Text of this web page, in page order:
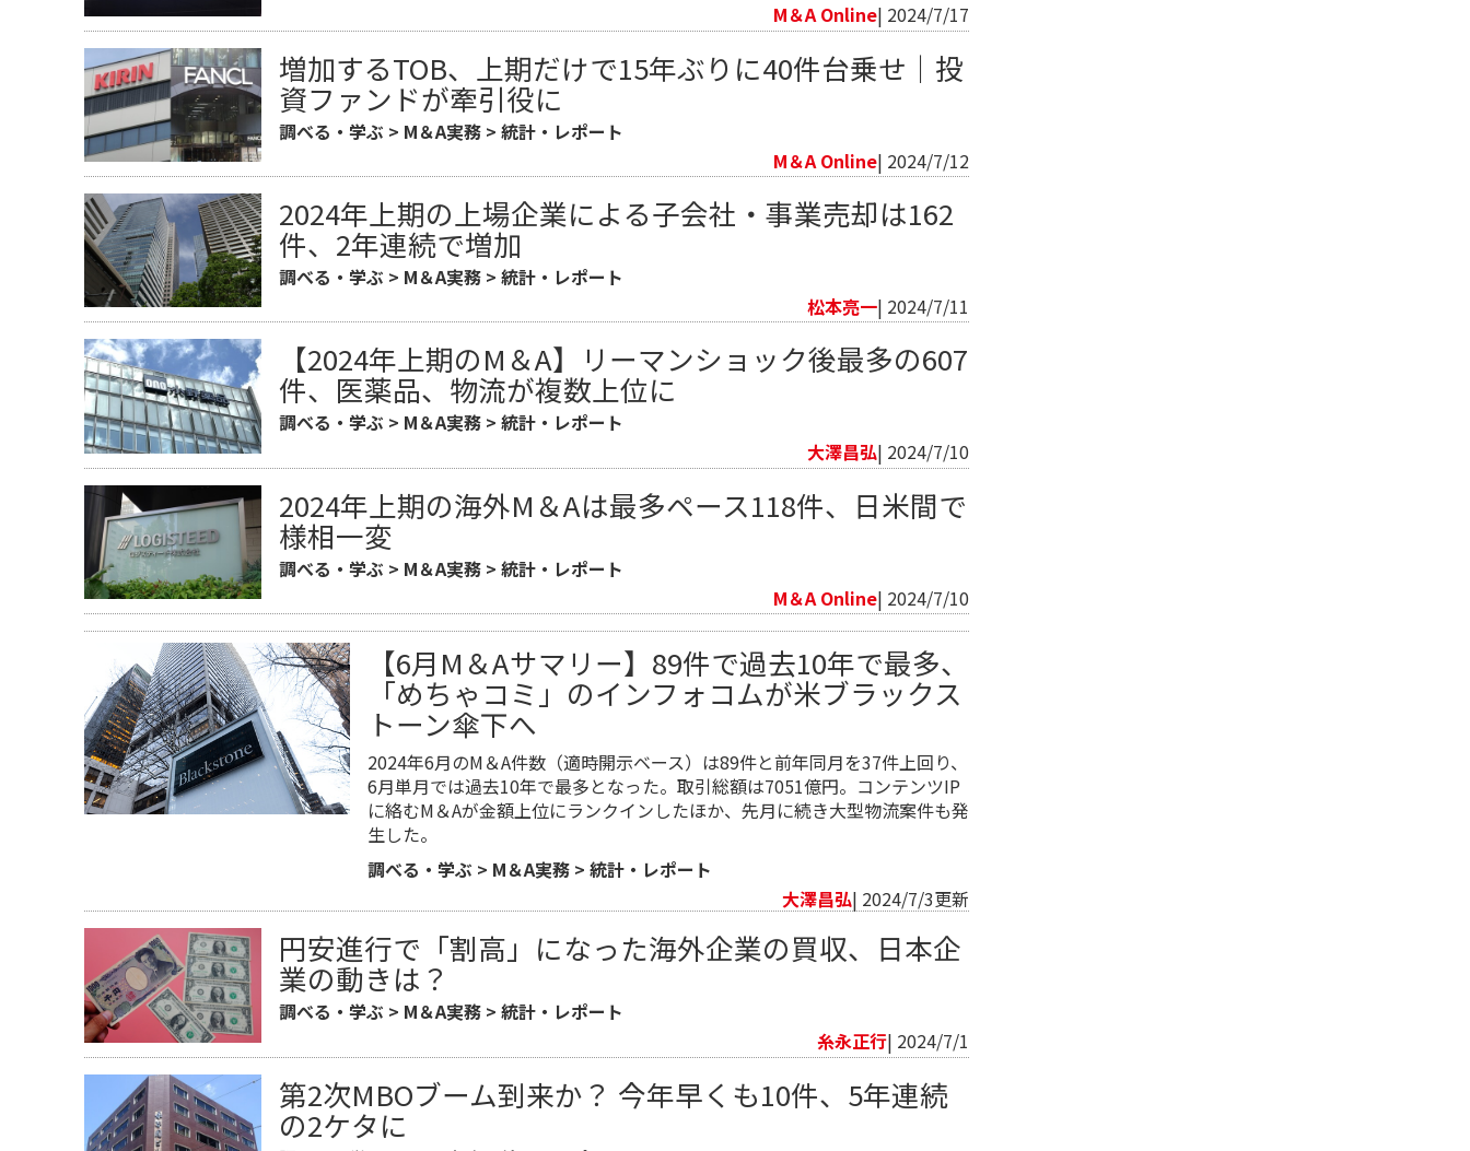
M＆A Online| 2024/7/17
増加するTOB、上期だけで15年ぶりに40件台乗せ｜投
資ファンドが牽引役に
調べる・学ぶ > M＆A実務 >統計・レポート
M＆A Online| 2024/7/12
2024年上期の上場企業による子会社・事業売却は162
件、2年連続で増加
調べる・学ぶ > M＆A実務 >統計・レポート
松本亮一| 2024/7/11
【2024年上期のM＆A】リーマンショック後最多の607
件、医薬品、物流が複数上位に
調べる・学ぶ > M＆A実務 >統計・レポート
大澤昌弘| 2024/7/10
2024年上期の海外M＆Aは最多ペース118件、日米間で
様相一変
調べる・学ぶ > M＆A実務 >統計・レポート
M＆A Online| 2024/7/10
【6月M＆Aサマリー】89件で過去10年で最多、
「めちゃコミ」のインフォコムが米ブラックス
トーン傘下へ
2024年6月のM＆A件数（適時開示ベース）は89件と前年同月を37件上回り、
6月単月では過去10年で最多となった。取引総額は7051億円。コンテンツIP
に絡むM＆Aが金額上位にランクインしたほか、先月に続き大型物流案件も発
生した。
調べる・学ぶ > M＆A実務> 統計・レポート
大澤昌弘| 2024/7/3更新
円安進行で「割高」になった海外企業の買収、日本企
業の動きは？
調べる・学ぶ > M＆A実務 >統計・レポート
糸永正行| 2024/7/1
第2次MBOブーム到来か？ 今年早くも10件、5年連続
の2ケタに